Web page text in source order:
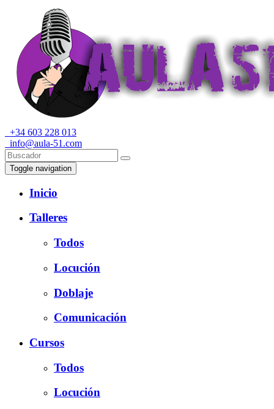
+34 603 228 013
info@aula-51.com
Toggle navigation
Inicio
Talleres
Todos
Locución
Doblaje
Comunicación
Cursos
Todos
Locución